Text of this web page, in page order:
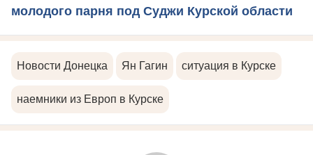
молодого парня под Суджи Курской области
Новости Донецка Ян Гагин ситуация в Курске
наемники из Европ в Курске